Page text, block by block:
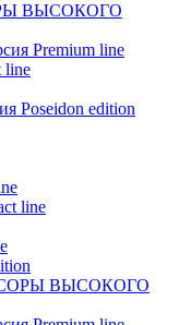
ВЫСОКОГО
Premium line
line
Poseidon edition
line
ВЫСОКОГО